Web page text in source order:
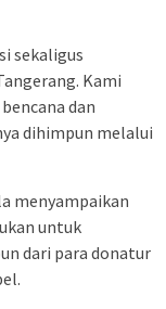
sekaligus
Kami
dan
dihimpun melalui
menyampaikan
untuk
dari para donatur